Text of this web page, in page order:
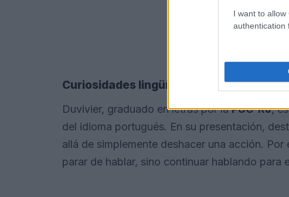
I want to
authentication
Curiosidades lingüísticas
Duvivier, graduado en letras por laPUC-RJ,
del idioma portugués. En su presentación,
allá de simplemente deshacer una acción. Por
parar de hablar, sino continuar hablando para